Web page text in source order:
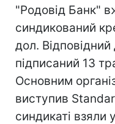
"Родовід Банк"
синдикований
дол. Відповідний
підписаний 13
Основним
виступив
синдикаті взяли